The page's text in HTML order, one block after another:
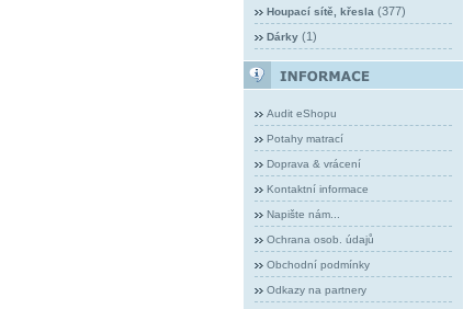
Houpací sítě, křesla (377)
Dárky(1)
Audit eShopu
Potahy matrací
Doprava & vrácení
Kontaktní informace
Napište nám...
Ochrana osob. údajů
Obchodní podmínky
Odkazy na partnery